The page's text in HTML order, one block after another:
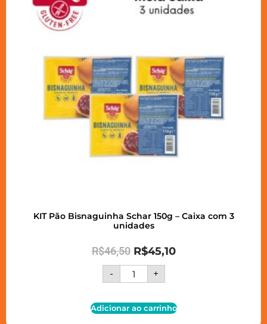
KIT Pão Bisnaguinha Schar 150g – Caixa com 3
unidades
R$46,50 R$45,10
- +
Adicionar ao carrinho